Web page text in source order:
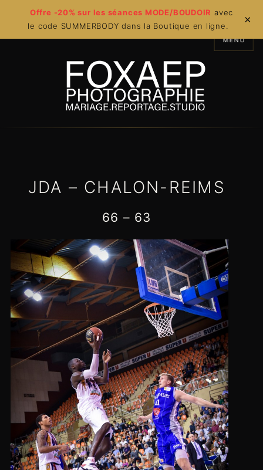
Offre -20% sur les séances MODE/BOUDOIR avec
le code SUMMERBODY dans la Boutique en ligne.
×
MENU
JDA – CHALON-REIMS
66 – 63